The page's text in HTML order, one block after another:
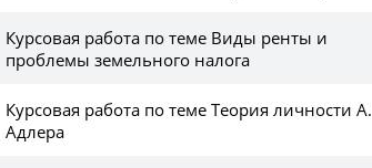
Курсовая работа по теме Виды ренты и
проблемы земельного налога
Курсовая работа по теме Теория личности А.
Адлера